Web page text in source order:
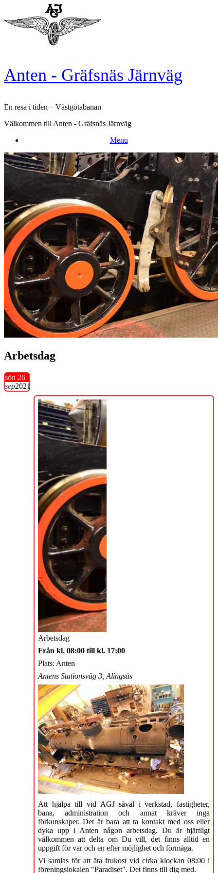
content
Anten - Gräfsnäs Järnväg
En resa i tiden – Västgötabanan
Välkommen till Anten - Gräfsnäs Järnväg
Menu
Arbetsdag
sön 26
sep2021
Arbetsdag
Från kl. 08:00 till kl. 17:00
Plats: Anten
Antens Stationsväg 3, Alingsås
Att hjälpa till vid AGJ såväl i verkstad, fastigheter,
bana, administration och annat kräver inga
förkunskaper. Det är bara att ta kontakt med oss eller
dyka upp i Anten någon arbetsdag. Du är hjärtligt
välkommen att delta om Du vill, det finns alltid en
uppgift för var och en efter möjlighet och förmåga.
Vi samlas för att äta frukost vid cirka klockan 08:00 i
föreningslokalen "Paradiset". Det finns till dig med.